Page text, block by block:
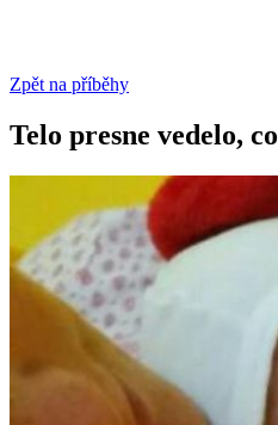
Zpět na příběhy
Telo presne vedelo,